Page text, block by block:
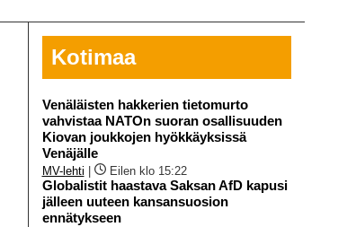
Kotimaa
Venäläisten hakkerien tietomurto
vahvistaa NATOn suoran osallisuuden
Kiovan joukkojen hyökkäyksissä
Venäjälle
MV-lehti Eilen klo 15:22
Globalistit haastava Saksan AfD kapusi
jälleen uuteen kansansuosion
ennätykseen